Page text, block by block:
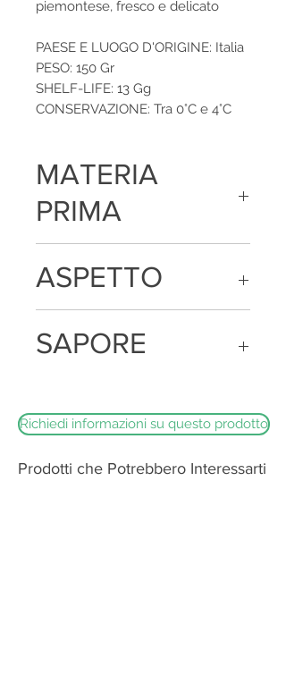
piemontese, fresco e delicato
PAESE E LUOGO D'ORIGINE: Italia
PESO: 150 Gr
SHELF-LIFE: 13 Gg
CONSERVAZIONE: Tra 0°C e 4°C
MATERIA
PRIMA
caglio e sale
ASPETTO
morbida di colore bianco latte
SAPORE
Richiedi informazioni su questo prodotto
Prodotti che Potrebbero Interessarti